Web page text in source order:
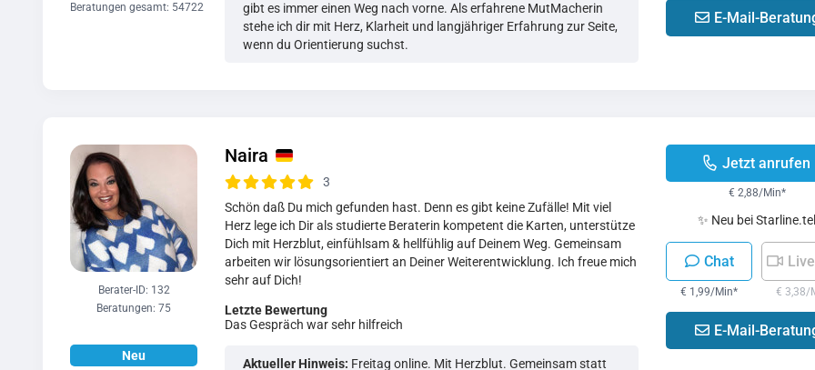
Beratungen gesamt: 54722
E-Mail-
gibt es immer einen Weg nach vorne. Als erfahrene MutMacherin
stehe ich dir mit Herz, Klarheit und langjähriger Erfahrung zur Seite,
wenn du Orientierung suchst.
Naira
3
Schön daß Du mich gefunden hast. Denn es gibt keine Zufälle! Mit viel
Herz lege ich Dir als studierte Beraterin kompetent die Karten, unterstütze
Dich mit Herzblut, einfühlsam & hellfühlig auf Deinem Weg. Gemeinsam
arbeiten wir lösungsorientiert an Deiner Weiterentwicklung. Ich freue mich
sehr auf Dich!
Berater-ID: 132
Beratungen: 75
Letzte Bewertung
Das Gespräch war sehr hilfreich
Jetzt anrufen
€ 2,88/Min*
✨ Neu bei Starline.tel
Chat
€ 1,99/Min* € 3,38/
E-Mail-
Aktueller Hinweis: Freitag online. Mit Herzblut. Gemeinsam statt